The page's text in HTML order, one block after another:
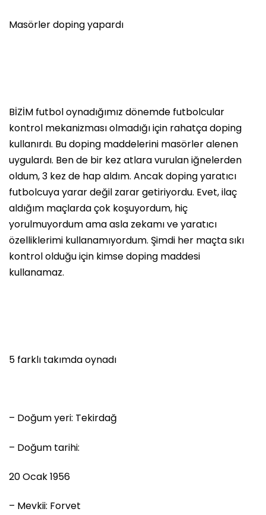
Masörler doping yapardı
BİZİM futbol oynadığımız dönemde futbolcular
kontrol mekanizması olmadığı için rahatça doping
kullanırdı. Bu doping maddelerini masörler alenen
uygulardı. Ben de bir kez atlara vurulan iğnelerden
oldum, 3 kez de hap aldım. Ancak doping yaratıcı
futbolcuya yarar değil zarar getiriyordu. Evet, ilaç
aldığım maçlarda çok koşuyordum, hiç
yorulmuyordum ama asla zekamı ve yaratıcı
özelliklerimi kullanamıyordum. Şimdi her maçta sıkı
kontrol olduğu için kimse doping maddesi
kullanamaz.
5 farklı takımda oynadı
– Doğum yeri: Tekirdağ
– Doğum tarihi:
20 Ocak 1956
– Mevkii: Forvet